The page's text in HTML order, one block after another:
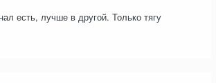
есть, лучше в другой. Только тягу